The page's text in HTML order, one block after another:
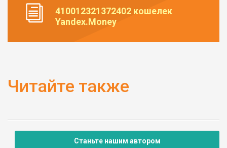
410012321372402 кошелек
Yandex.Money
Читайте также
Станьте нашим автором